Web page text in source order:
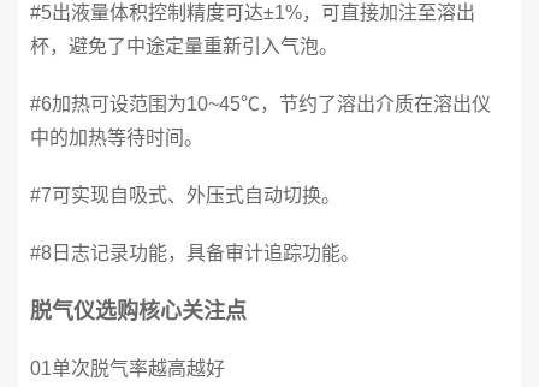
#5出液量体积控制精度可达±1%，可直接加注至溶出
杯，避免了中途定量重新引入气泡。
#6加热可设范围为10~45℃，节约了溶出介质在溶出仪
中的加热等待时间。
#7可实现自吸式、外压式自动切换。
#8日志记录功能，具备审计追踪功能。
脱气仪选购核心关注点
01单次脱气率越高越好